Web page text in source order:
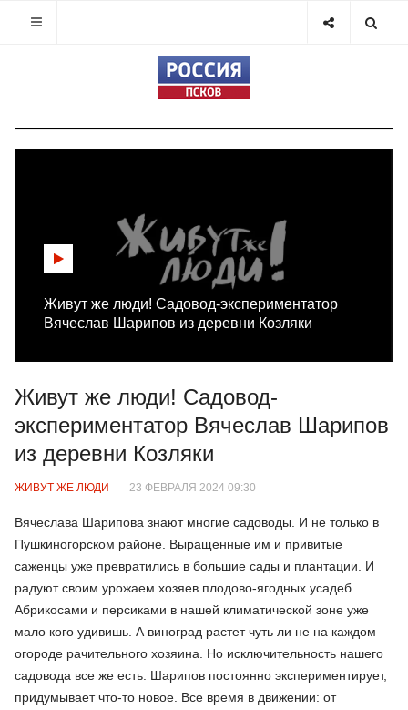
Живут же люди! Садовод-экспериментатор
Вячеслав Шарипов из деревни Козляки
Живут же люди! Садовод-
экспериментатор Вячеслав Шарипов
из деревни Козляки
ЖИВУТ ЖЕ ЛЮДИ 23 ФЕВРАЛЯ 2024 09:30
Вячеслава Шарипова знают многие садоводы. И не только в
Пушкиногорском районе. Выращенные им и привитые
саженцы уже превратились в большие сады и плантации. И
радуют своим урожаем хозяев плодово-ягодных усадеб.
Абрикосами и персиками в нашей климатической зоне уже
мало кого удивишь. А виноград растет чуть ли не на каждом
огороде рачительного хозяина. Но исключительность нашего
садовода все же есть. Шарипов постоянно экспериментирует,
придумывает что-то новое. Все время в движении: от